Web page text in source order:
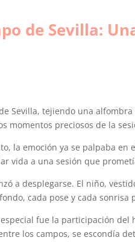
de Sevilla:
Sevilla, tejiendo una
momentos preciosos de la
la emoción ya se palpaba
vida a una sesión que
a desplegarse. El niño,
cada pose y cada
fue la participación
los campos, se escondía